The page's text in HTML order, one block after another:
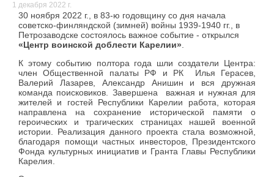
1 декабря 2022 г.
30 ноября 2022 г., в 83-ю годовщину со дня начала
советско-финляндской (зимней) войны 1939-1940 гг., в
Петрозаводске состоялось важное событие - открылся
«Центр воинской доблести Карелии».
К этому событию полтора года шли создатели Центра:
член Общественной палаты РФ и РК Илья Герасев,
Валерий Лазарев, Александр Анишин и вся дружная
команда поисковиков. Завершена важная и нужная для
жителей и гостей Республики Карелии работа, которая
направлена на сохранение исторической памяти о
героических и трагических страницах нашей военной
истории. Реализация данного проекта стала возможной,
благодаря помощи частных инвесторов, Президентского
Фонда культурных инициатив и Гранта Главы Республики
Карелия.